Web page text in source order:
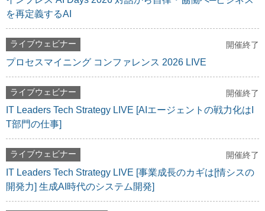
を再定義するAI
ライブウェビナー 開催終了
プロセスマイニング コンファレンス 2026 LIVE
ライブウェビナー 開催終了
IT Leaders Tech Strategy LIVE [AIエージェントの戦力化はI
T部門の仕事]
ライブウェビナー 開催終了
IT Leaders Tech Strategy LIVE [事業成長のカギは[情シスの
開発力] 生成AI時代のシステム開発]